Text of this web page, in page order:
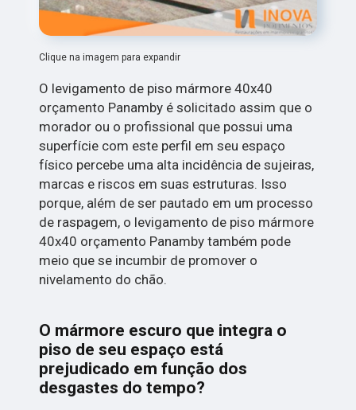
Clique na imagem para expandir
O levigamento de piso mármore 40x40
orçamento Panamby é solicitado assim que o
morador ou o profissional que possui uma
superfície com este perfil em seu espaço
físico percebe uma alta incidência de sujeiras,
marcas e riscos em suas estruturas. Isso
porque, além de ser pautado em um processo
de raspagem, o levigamento de piso mármore
40x40 orçamento Panamby também pode
meio que se incumbir de promover o
nivelamento do chão.
O mármore escuro que integra o
piso de seu espaço está
prejudicado em função dos
desgastes do tempo?